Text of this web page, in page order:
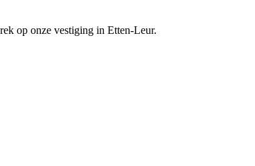
op onze vestiging in Etten-Leur.